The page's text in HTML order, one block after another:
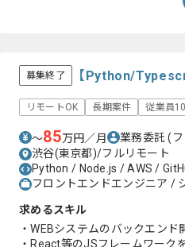
募集終了 【Python/
リモートOK 長期案件 従業員
〜85万円／月 業務委託(
渋谷(東京都)/フルリモート
Python / Node.js / AWS /
フロントエンドエンジニア /
求めるスキル
・WEBシステムのバックエンド
・React等のJSフレームワーク